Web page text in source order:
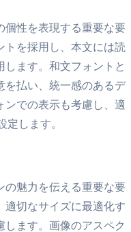
個性を表現する重要な要
トを採用し、本文には読
ます。和文フォントと
を払い、統一感のあるデ
ンでの表示も考慮し、適
定します。
の魅力を伝える重要な要
適切なサイズに最適化す
します。画像のアスペク